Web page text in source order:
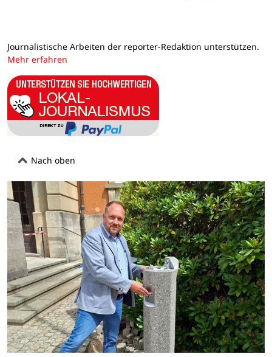
Journalistische Arbeiten der reporter-Redaktion unterstützen.
Mehr erfahren
Nach oben